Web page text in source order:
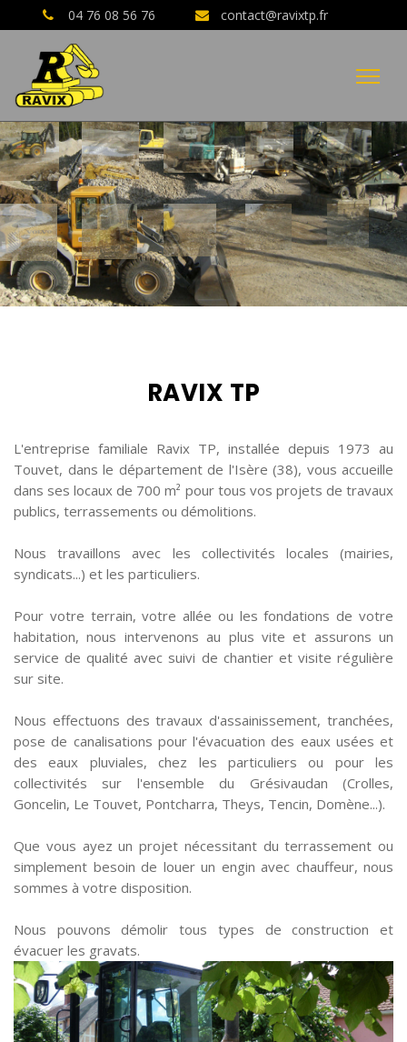
04 76 08 56 76 contact@ravixtp.fr
04 76 08 56 76 AVIS CLIENTS GOOGLE
RAVIX TP
L'entreprise familiale Ravix TP, installée depuis 1973 au
Touvet, dans le département de l'Isère (38), vous accueille
dans ses locaux de 700 m² pour tous vos projets de travaux
publics, terrassements ou démolitions.
Nous travaillons avec les collectivités locales (mairies,
syndicats...) et les particuliers.
Pour votre terrain, votre allée ou les fondations de votre
habitation, nous intervenons au plus vite et assurons un
service de qualité avec suivi de chantier et visite régulière
sur site.
Nous effectuons des travaux d'assainissement, tranchées,
pose de canalisations pour l'évacuation des eaux usées et
des eaux pluviales, chez les particuliers ou pour les
collectivités sur l'ensemble du Grésivaudan (Crolles,
Goncelin, Le Touvet, Pontcharra, Theys, Tencin, Domène...).
Que vous ayez un projet nécessitant du terrassement ou
simplement besoin de louer un engin avec chauffeur, nous
sommes à votre disposition.
Nous pouvons démolir tous types de construction et
évacuer les gravats.